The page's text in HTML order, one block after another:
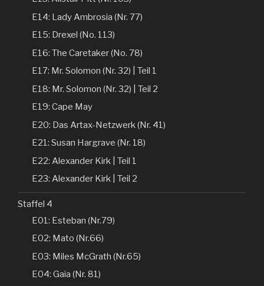
E14: Lady Ambrosia (Nr. 77)
E15: Drexel (No. 113)
E16: The Caretaker (No. 78)
E17: Mr. Solomon (Nr. 32) | Teil 1
E18: Mr. Solomon (Nr. 32) | Teil 2
E19: Cape May
E20: Das Artax-Netzwerk (Nr. 41)
E21: Susan Hargrave (Nr. 18)
E22: Alexander Kirk | Teil 1
E23: Alexander Kirk | Teil 2
Staffel 4
E01: Esteban (Nr.79)
E02: Mato (Nr.66)
E03: Miles McGrath (Nr.65)
E04: Gaia (Nr. 81)